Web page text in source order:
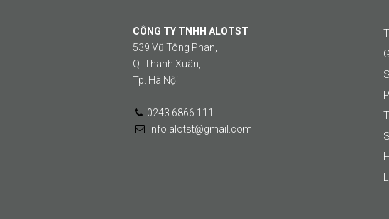
CÔNG TY TNHH ALOTST
539 Vũ Tông Phan,
Q. Thanh Xuân,
Tp. Hà Nội
0243 6866 111
Info.alotst@gmail.com